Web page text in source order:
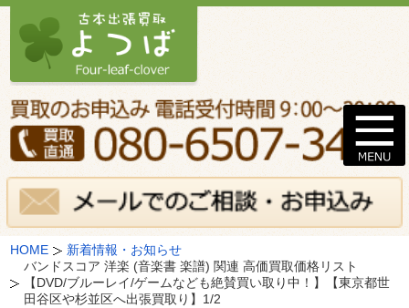
HOME
新着情報・お知らせ
バンドスコア 洋楽 (音楽書 楽譜) 関連 高価買取価格リスト
【DVD/ブルーレイ/ゲームなども絶賛買い取り中！】【東京都世
田谷区や杉並区へ出張買取り】1/2